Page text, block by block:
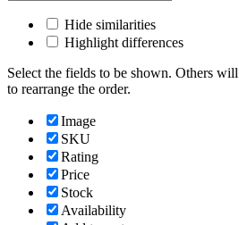
Hide similarities
Highlight differences
Select the fields to be shown. Others
to rearrange the order.
Image
SKU
Rating
Price
Stock
Availability